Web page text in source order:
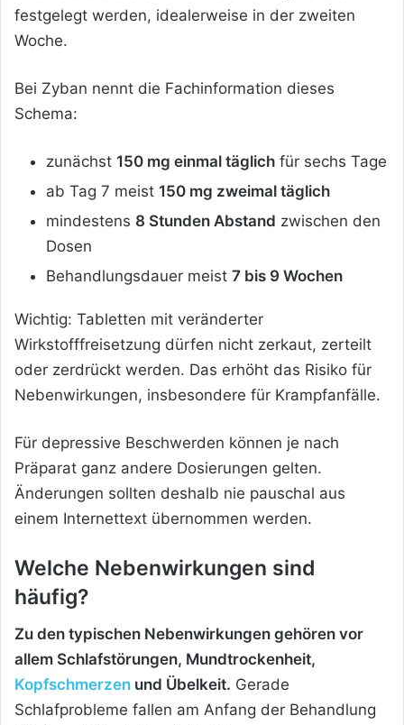
festgelegt werden, idealerweise in der zweiten
Woche.
Bei Zyban nennt die Fachinformation dieses
Schema:
zunächst 150 mg einmal täglich für sechs Tage
ab Tag 7 meist 150 mg zweimal täglich
mindestens 8 Stunden Abstand zwischen den
Dosen
Behandlungsdauer meist 7 bis 9 Wochen
Wichtig: Tabletten mit veränderter
Wirkstofffreisetzung dürfen nicht zerkaut, zerteilt
oder zerdrückt werden. Das erhöht das Risiko für
Nebenwirkungen, insbesondere für Krampfanfälle.
Für depressive Beschwerden können je nach
Präparat ganz andere Dosierungen gelten.
Änderungen sollten deshalb nie pauschal aus
einem Internettext übernommen werden.
Welche Nebenwirkungen sind
häufig?
Zu den typischen Nebenwirkungen gehören vor
allem Schlafstörungen, Mundtrockenheit,
Kopfschmerzen und Übelkeit. Gerade
Schlafprobleme fallen am Anfang der Behandlung